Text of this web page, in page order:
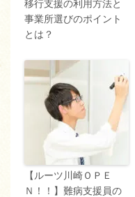
移行支援の利用方法と
事業所選びのポイント
とは？
【ルーツ川崎ＯＰＥ
Ｎ！！】難病支援員の